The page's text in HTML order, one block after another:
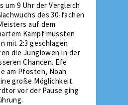
9 Uhr der Vergleich
des 30-fachen
auf dem
Kampf mussten
mit 2:3 geschlagen
die Junglöwen in der
Chancen. Efe
am Pfosten, Noah
große Möglichkeit.
vor der Pause ging